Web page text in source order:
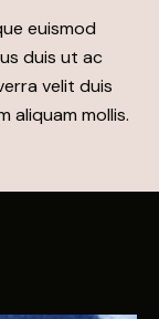
euismod
duis ut ac
velit duis
aliquam mollis.